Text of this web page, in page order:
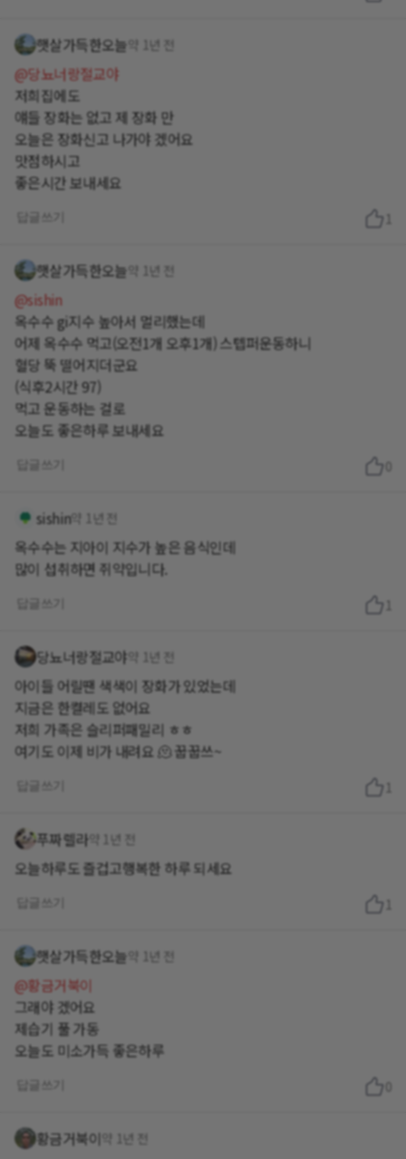
햇살가득한오늘 약 1년 전
@당뇨너랑절교야
저희집에도
얘들 장화는 없고 제 장화 만
오늘은 장화신고 나가야 겠어요
맛점하시고
좋은시간 보내세요
답글쓰기 1
햇살가득한오늘 약 1년 전
@sishin
옥수수 gi지수 높아서 멀리했는데
어제 옥수수 먹고(오전1개 오후1개) 스텝퍼운동하니
혈당 뚝 떨어지더군요
(식후2시간 97)
먹고 운동하는 걸로
오늘도 좋은하루 보내세요
답글쓰기
sishin약 1년 전
옥수수는 지아이 지수가 높은 음식인데
많이 섭취하면 쥐약입니다.
답글쓰기 1
당뇨너랑절교야 약 1년 전
아이들 어릴땐 색색이 장화가 있었는데
지금은 한켤레도 없어요
저희 가족은 슬리퍼패밀리 ㅎㅎ
여기도 이제 비가 내려요 🫠 꿉꿉쓰~
답글쓰기 1
푸짜렐라약 1년 전
오늘하루도 즐겁고행복한 하루 되세요
답글쓰기 1
햇살가득한오늘 약 1년 전
@황금거북이
그래야 겠어요
제습기 풀 가동
오늘도 미소가득 좋은하루
답글쓰기
황금거북이 약 1년 전